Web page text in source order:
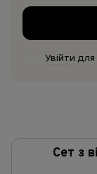
Увійти для
Сет з